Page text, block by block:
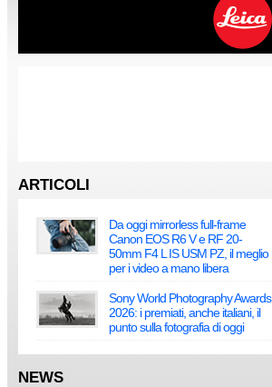
ARTICOLI
Da oggi mirrorless full-frame
Canon EOS R6 V e RF 20-
50mm F4 L IS USM PZ, il meglio
per i video a mano libera
Sony World Photography Awards
2026: i premiati, anche italiani, il
punto sulla fotografia di oggi
NEWS